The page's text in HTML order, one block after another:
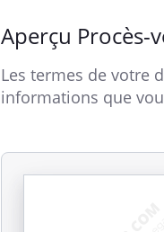
Aperçu Procès-
Les termes de votre
informations que